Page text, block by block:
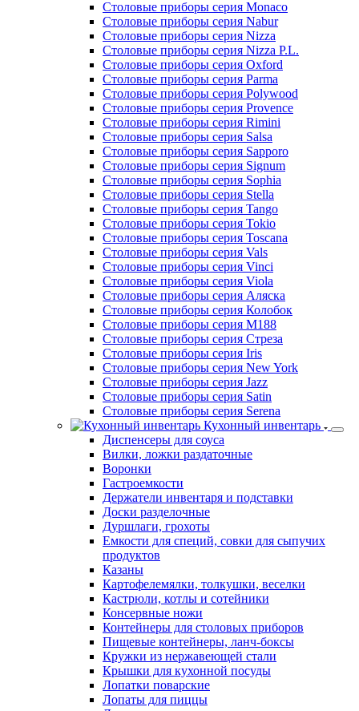
Столовые приборы серия Monaco
Столовые приборы серия Nabur
Столовые приборы серия Nizza
Столовые приборы серия Nizza P.L.
Столовые приборы серия Oxford
Столовые приборы серия Parma
Столовые приборы серия Polywood
Столовые приборы серия Provence
Столовые приборы серия Rimini
Столовые приборы серия Salsa
Столовые приборы серия Sapporo
Столовые приборы серия Signum
Столовые приборы серия Sophia
Столовые приборы серия Stella
Столовые приборы серия Tango
Столовые приборы серия Tokio
Столовые приборы серия Toscana
Столовые приборы серия Vals
Столовые приборы серия Vinci
Столовые приборы серия Viola
Столовые приборы серия Аляска
Столовые приборы серия Колобок
Столовые приборы серия М188
Столовые приборы серия Стреза
Столовые приборы серия Iris
Столовые приборы серия New York
Столовые приборы серия Jazz
Столовые приборы серия Satin
Столовые приборы серия Serena
Кухонный инвентарь
Диспенсеры для соуса
Вилки, ложки раздаточные
Воронки
Гастроемкости
Держатели инвентаря и подставки
Доски разделочные
Дуршлаги, грохоты
Емкости для специй, совки для сыпучих
продуктов
Казаны
Картофелемялки, толкушки, веселки
Кастрюли, котлы и сотейники
Консервные ножи
Контейнеры для столовых приборов
Пищевые контейнеры, ланч-боксы
Кружки из нержавеющей стали
Крышки для кухонной посуды
Лопатки поварские
Лопаты для пиццы